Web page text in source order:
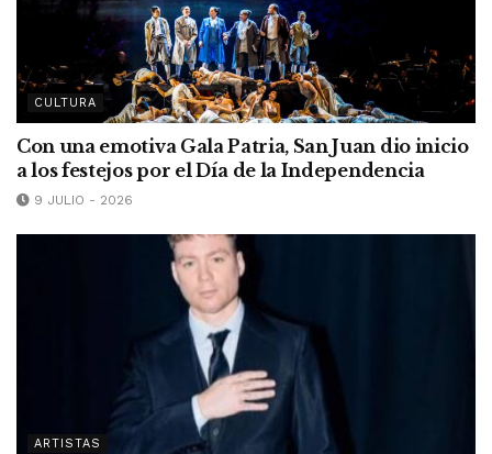
CULTURA
Con una emotiva Gala Patria, San Juan dio inicio
a los festejos por el Día de la Independencia
9 JULIO - 2026
ARTISTAS